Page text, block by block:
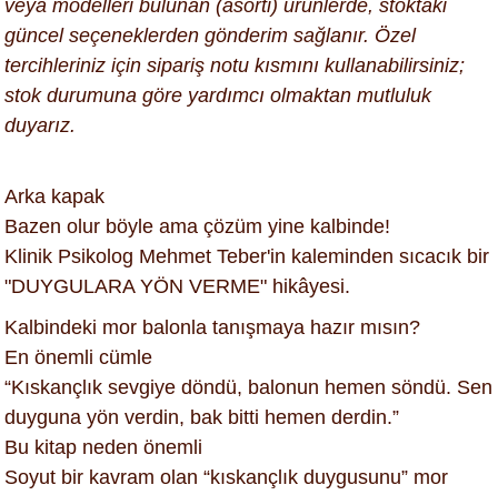
veya modelleri bulunan (asorti) ürünlerde, stoktaki
güncel seçeneklerden gönderim sağlanır. Özel
tercihleriniz için sipariş notu kısmını kullanabilirsiniz;
stok durumuna göre yardımcı olmaktan mutluluk
duyarız.
Arka kapak
Bazen olur böyle ama çözüm yine kalbinde!
Klinik Psikolog Mehmet Teber'in kaleminden sıcacık bir
"DUYGULARA YÖN VERME" hikâyesi.
Kalbindeki mor balonla tanışmaya hazır mısın?
En önemli cümle
“Kıskançlık sevgiye döndü, balonun hemen söndü. Sen
duyguna yön verdin, bak bitti hemen derdin.”
Bu kitap neden önemli
Soyut bir kavram olan “kıskançlık duygusunu” mor